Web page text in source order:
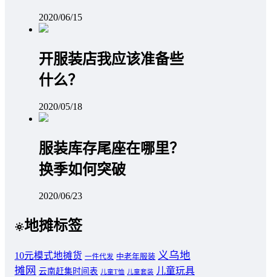
2020/06/15
开服装店我应该准备些
什么？
2020/05/18
服装库存尾座在哪里？
换季如何突破
2020/06/23
地摊标签
10元模式地摊货 一件代发 中老年服装 义乌地
摊网 云南赶集时间表 儿童T恤 儿童套装 儿童玩具